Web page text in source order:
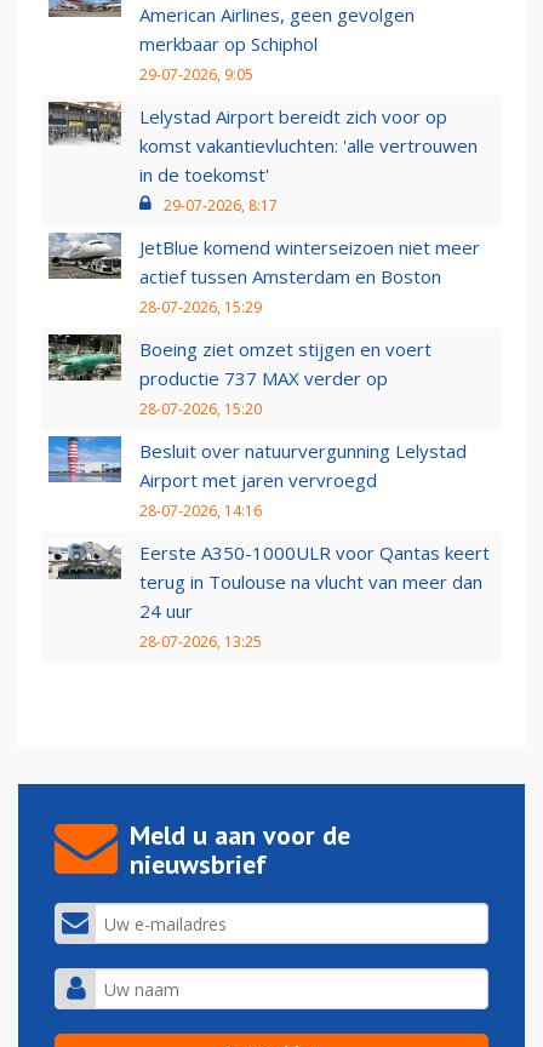
American Airlines, geen gevolgen
merkbaar op Schiphol
29-07-2026, 9:05
Lelystad Airport bereidt zich voor op
komst vakantievluchten: 'alle vertrouwen
in de toekomst'
29-07-2026, 8:17
JetBlue komend winterseizoen niet meer
actief tussen Amsterdam en Boston
28-07-2026, 15:29
Boeing ziet omzet stijgen en voert
productie 737 MAX verder op
28-07-2026, 15:20
Besluit over natuurvergunning Lelystad
Airport met jaren vervroegd
28-07-2026, 14:16
Eerste A350-1000ULR voor Qantas keert
terug in Toulouse na vlucht van meer dan
24 uur
28-07-2026, 13:25
Meld u aan voor de
nieuwsbrief